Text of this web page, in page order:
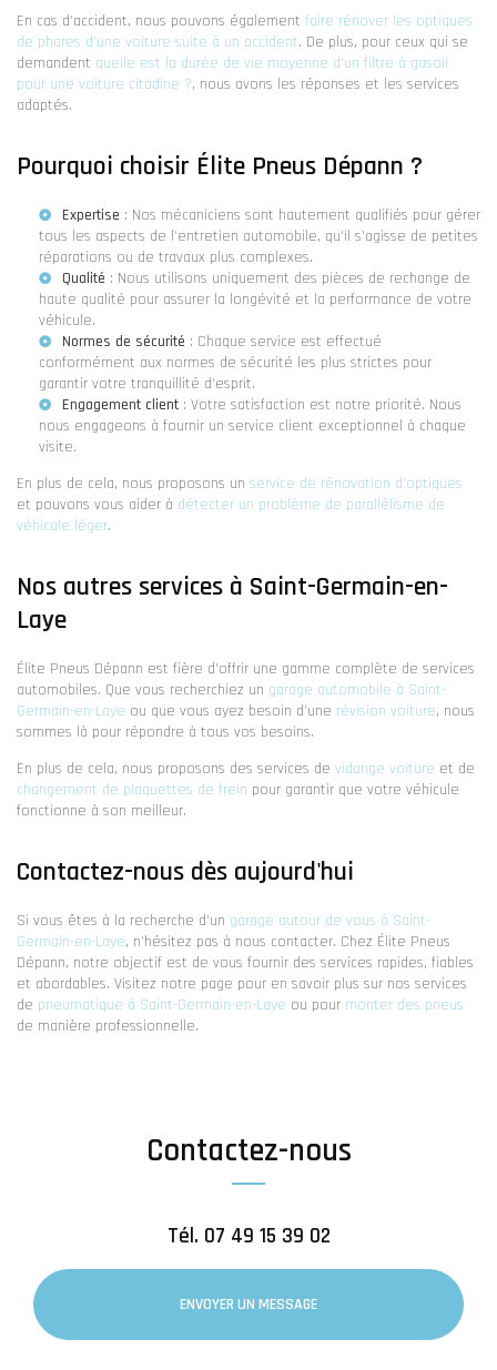
En cas d'accident, nous pouvons également faire rénover les optiques
de phares d'une voiture suite à un accident. De plus, pour ceux qui se
demandent quelle est la durée de vie moyenne d'un filtre à gasoil
pour une voiture citadine ?, nous avons les réponses et les services
adaptés.
Pourquoi choisir Élite Pneus Dépann ?
Expertise : Nos mécaniciens sont hautement qualifiés pour gérer
tous les aspects de l'entretien automobile, qu'il s'agisse de petites
réparations ou de travaux plus complexes.
Qualité : Nous utilisons uniquement des pièces de rechange de
haute qualité pour assurer la longévité et la performance de votre
véhicule.
Normes de sécurité : Chaque service est effectué
conformément aux normes de sécurité les plus strictes pour
garantir votre tranquillité d'esprit.
Engagement client : Votre satisfaction est notre priorité. Nous
nous engageons à fournir un service client exceptionnel à chaque
visite.
En plus de cela, nous proposons un service de rénovation d'optiques
et pouvons vous aider à détecter un problème de parallélisme de
véhicule léger.
Nos autres services à Saint-Germain-en-
Laye
Élite Pneus Dépann est fière d'offrir une gamme complète de services
automobiles. Que vous recherchiez un garage automobile à Saint-
Germain-en-Laye ou que vous ayez besoin d'une révision voiture, nous
sommes là pour répondre à tous vos besoins.
En plus de cela, nous proposons des services de vidange voiture et de
changement de plaquettes de frein pour garantir que votre véhicule
fonctionne à son meilleur.
Contactez-nous dès aujourd'hui
Si vous êtes à la recherche d'un garage autour de vous à Saint-
Germain-en-Laye, n'hésitez pas à nous contacter. Chez Élite Pneus
Dépann, notre objectif est de vous fournir des services rapides, fiables
et abordables. Visitez notre page pour en savoir plus sur nos services
de pneumatique à Saint-Germain-en-Laye ou pour monter des pneus
de manière professionnelle.
Contactez-nous
Tél. 07 49 15 39 02
ENVOYER UN MESSAGE